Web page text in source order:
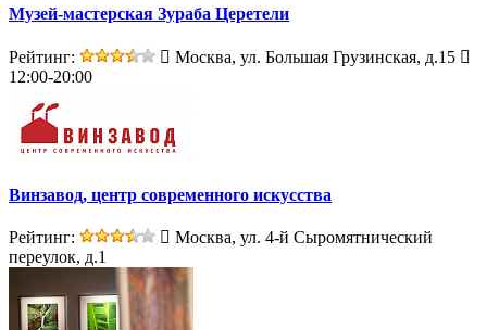
Музей-мастерская Зураба Церетели
Рейтинг:
Москва, ул. Большая Грузинская, д.15
12:00-20:00
Винзавод, центр современного искусства
Рейтинг:
Москва, ул. 4-й Сыромятнический
переулок, д.1